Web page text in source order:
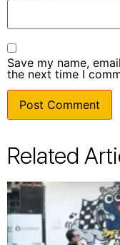
Save my name,
the next time I
Related